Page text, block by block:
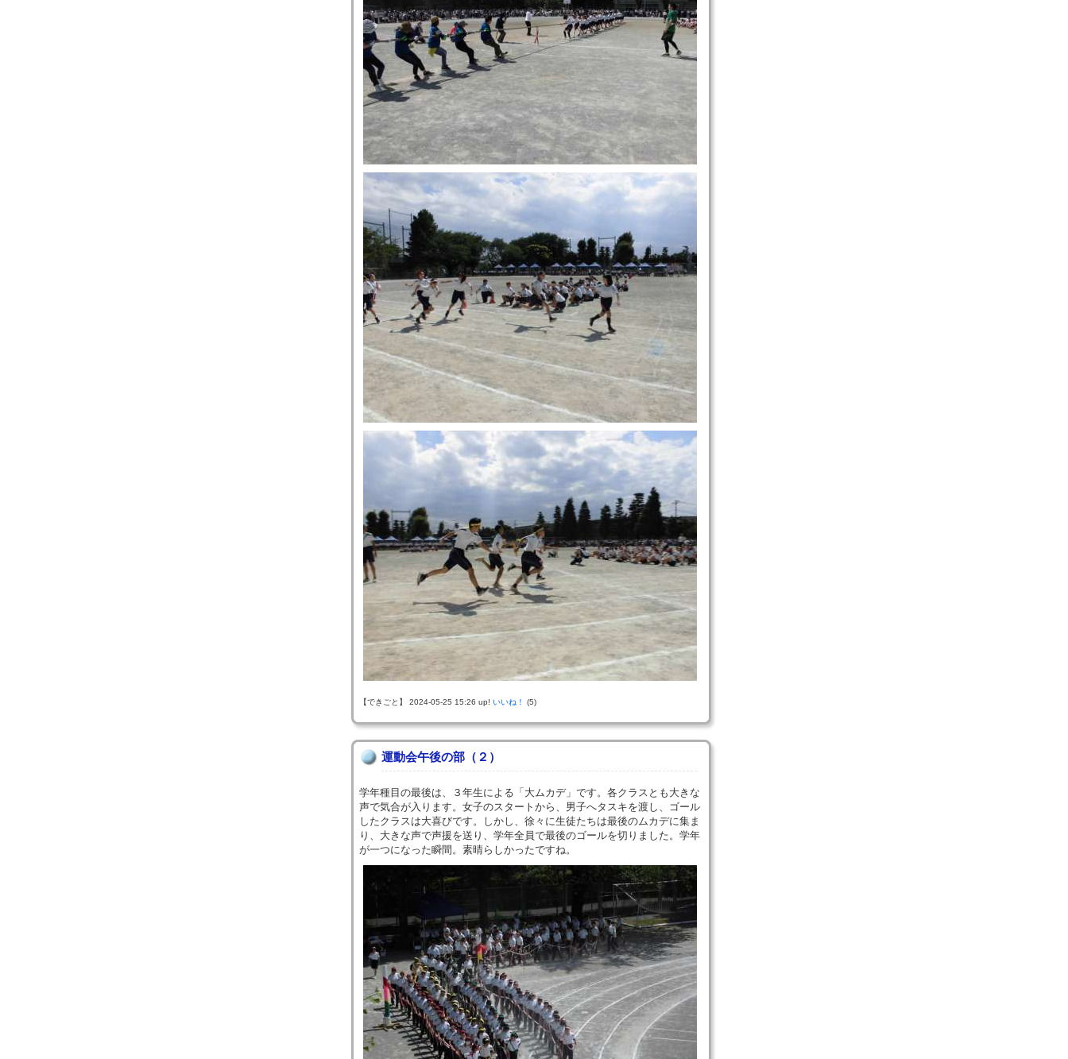
【できごと】 2024-05-25 15:26 up! いいね！ (5)
運動会午後の部（２）
学年種目の最後は、３年生による「大ムカデ」です。各クラスとも大きな
声で気合が入ります。女子のスタートから、男子へタスキを渡し、ゴール
したクラスは大喜びです。しかし、徐々に生徒たちは最後のムカデに集ま
り、大きな声で声援を送り、学年全員で最後のゴールを切りました。学年
が一つになった瞬間。素晴らしかったですね。